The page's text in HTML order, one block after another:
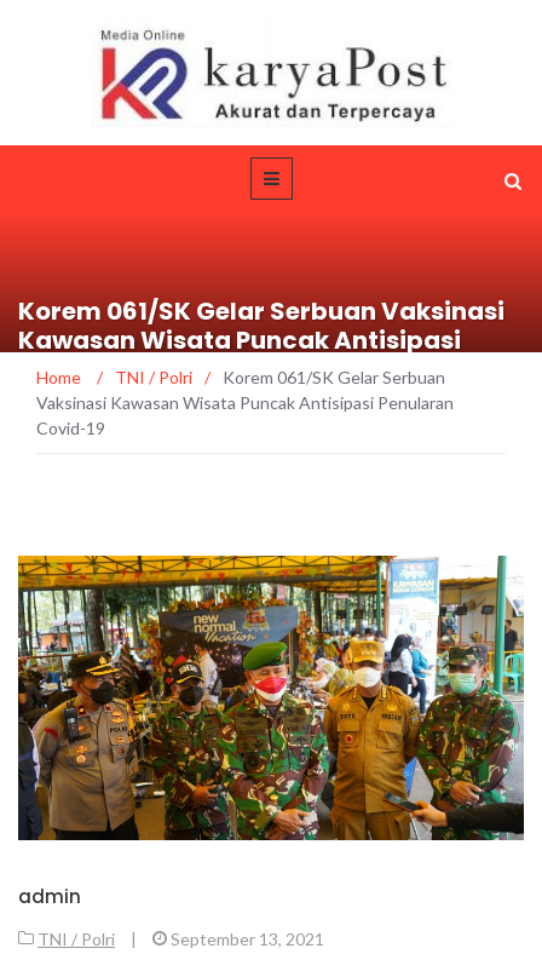
Korem 061/SK Gelar Serbuan Vaksinasi
Kawasan Wisata Puncak Antisipasi
Penularan Covid-19
Home / TNI / Polri /
Korem 061/SK Gelar Serbuan
Vaksinasi Kawasan Wisata Puncak Antisipasi Penularan
Covid-19
admin
TNI / Polri | September 13, 2021